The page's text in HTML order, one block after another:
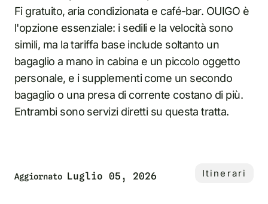
Fi gratuito, aria condizionata e café-bar. OUIGO è
l'opzione essenziale: i sedili e la velocità sono
simili, ma la tariffa base include soltanto un
bagaglio a mano in cabina e un piccolo oggetto
personale, e i supplementi come un secondo
bagaglio o una presa di corrente costano di più.
Entrambi sono servizi diretti su questa tratta.
Aggiornato Luglio 05, 2026 Itinerari